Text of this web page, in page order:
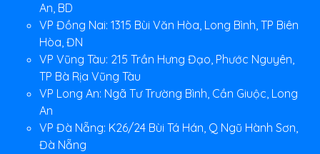
An, BD
VP Đồng Nai: 1315 Bùi Văn Hòa, Long Bình, TP Biên
Hòa, ĐN
VP Vũng Tàu: 215 Trần Hưng Đạo, Phước Nguyên,
TP Bà Rịa Vũng Tàu
VP Long An: Ngã Tư Trường Bình, Cần Giuộc, Long
An
VP Đà Nẵng: K26/24 Bùi Tá Hán, Q Ngũ Hành Sơn,
Đà Nẵng